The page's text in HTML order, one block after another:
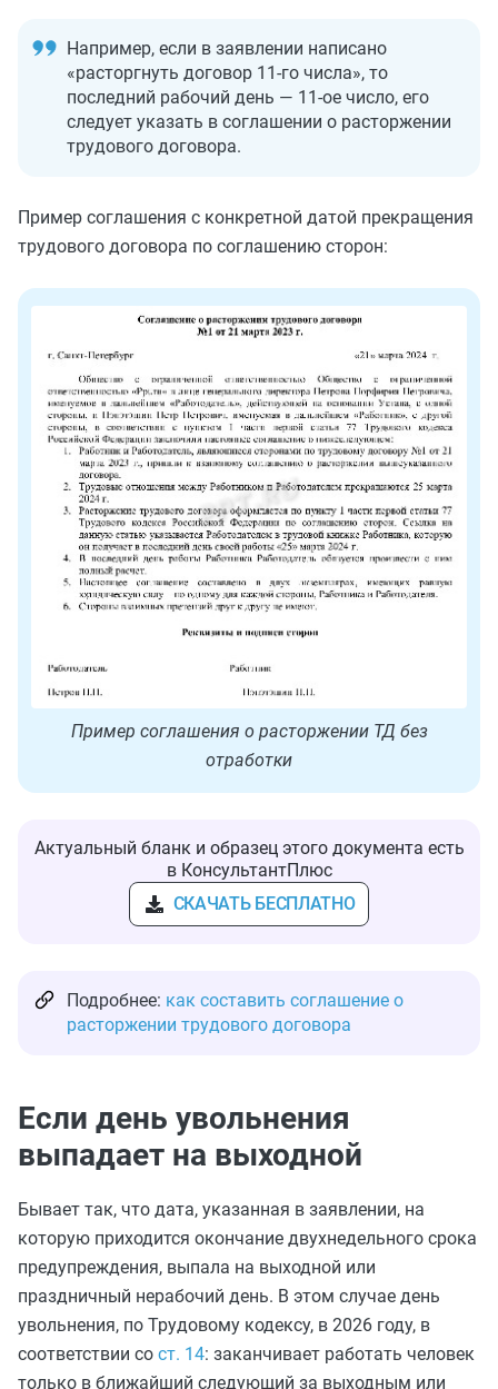
Например, если в заявлении написано
«расторгнуть договор 11-го числа», то
последний рабочий день — 11-ое число, его
следует указать в соглашении о расторжении
трудового договора.
Пример соглашения с конкретной датой прекращения
трудового договора по соглашению сторон:
Пример соглашения о расторжении ТД без
отработки
Актуальный бланк и образец этого документа есть
в КонсультантПлюс
СКАЧАТЬ БЕСПЛАТНО
Подробнее: как составить соглашение о
расторжении трудового договора
Если день увольнения
выпадает на выходной
Бывает так, что дата, указанная в заявлении, на
которую приходится окончание двухнедельного срока
предупреждения, выпала на выходной или
праздничный нерабочий день. В этом случае день
увольнения, по Трудовому кодексу, в 2026 году, в
соответствии со ст. 14: заканчивает работать человек
только в ближайший следующий за выходным или